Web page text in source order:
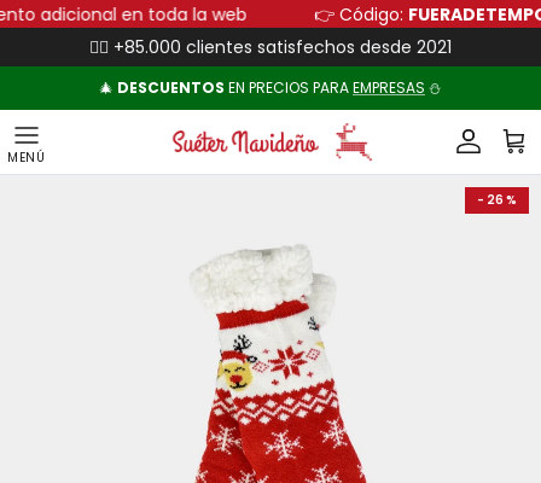
Ir al contenidoadicional en toda la web 👉 Código:
👍🏻 +85.000 clientes satisfechos desde 2021
🎄 DESCUENTOS EN PRECIOS PARAEMPRESAS ⛄
Cuenta
- 26 %